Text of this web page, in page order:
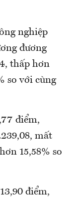
nghiệp
đương
thấp hơn
so với cùng
điểm,
mất
15,58% so
điểm,